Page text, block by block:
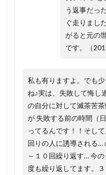
う返事だっ
ぐ走りまし
がると元の
です。（
私も有りますよ。でも
ね♪実は、失敗して悔し
の自分に対して滅茶苦
が 失敗する前の時間（
ってるんです！！そし
回りの人に誘導される…
～１０回繰り返す… 今
度も繰り返してます。３